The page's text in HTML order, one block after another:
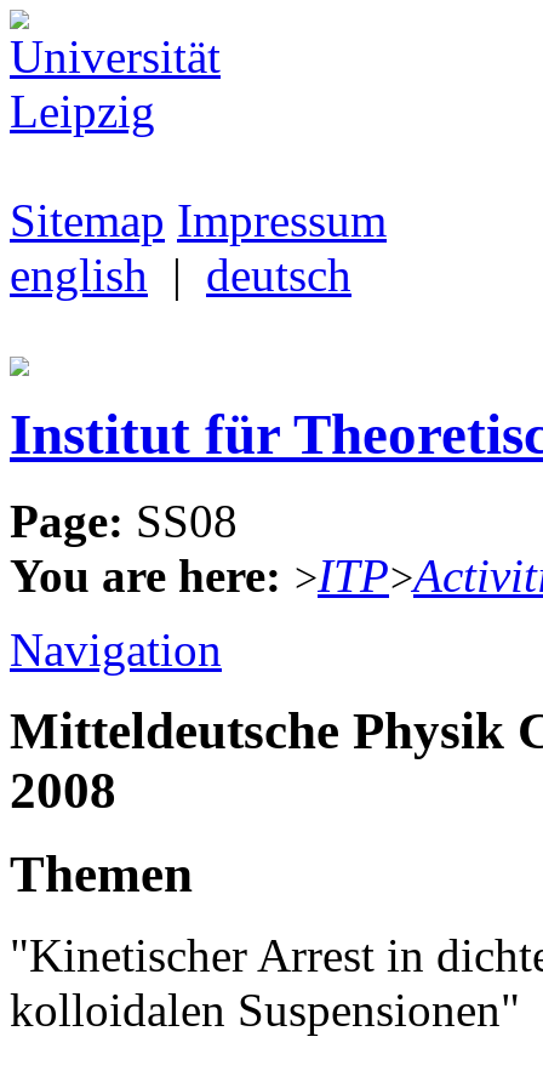
Sitemap Impressum
english | deutsch
Institut für
Page: SS08
You are here: >ITP>
Navigation
Mitteldeutsche Physik
2008
Themen
"Kinetischer Arrest in
kolloidalen Suspensionen"